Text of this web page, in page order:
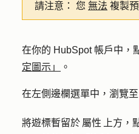
請注意： 您 無法 複製
在你的 HubSpot 帳戶中，
定圖示」
。
在左側邊欄選單中，瀏覽至
將遊標暫留於 屬性 上方，